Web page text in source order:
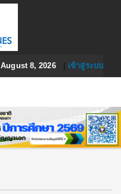
August 8, 2026| เข้าสู่ระบบ